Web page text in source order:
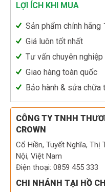
LỢI ÍCH KHI MUA
Sản phẩm chính hãng
Giá luôn tốt nhất
Tư vấn chuyên nghiệp
Giao hàng toàn quốc
Bảo hành & sửa chữa
CÔNG TY TNHH
CROWN
Cổ Hiền, Tuyết Nghĩa, Thị
Nội, Việt Nam
Điện thoại: 0859 455 333
CHI NHÁNH TẠI HỒ